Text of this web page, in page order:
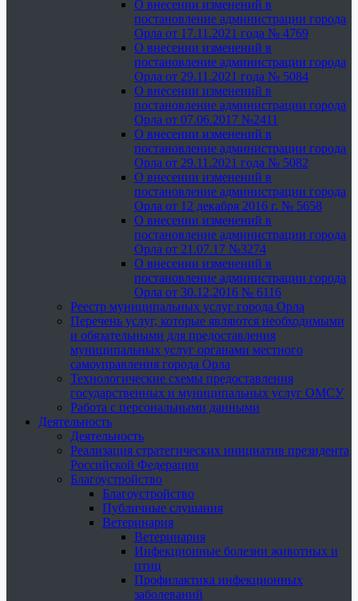
О внесении изменений в
постановление администрации города
Орла от 17.11.2021 года № 4769
О внесении изменений в
постановление администрации города
Орла от 29.11.2021 года № 5084
О внесении изменений в
постановление администрации города
Орла от 07.06.2017 №2411
О внесении изменений в
постановление администрации города
Орла от 29.11.2021 года № 5082
О внесении изменений в
постановление администрации города
Орла от 12 декабря 2016 г. № 5658
О внесении изменений в
постановление администрации города
Орла от 21.07.17 №3274
О внесении изменений в
постановление администрации города
Орла от 30.12.2016 № 6116
Реестр муниципальных услуг города Орла
Перечень услуг, которые являются необходимыми
и обязательными для предоставления
муниципальных услуг органами местного
самоуправления города Орла
Технологические схемы предоставления
государственных и муниципальных услуг ОМСУ
Работа с персональными данными
Деятельность
Деятельность
Реализация стратегических инициатив президента
Российской Федерации
Благоустройство
Благоустройство
Публичные слушания
Ветеринария
Ветеринария
Инфекционные болезни животных и
птиц
Профилактика инфекционных
заболеваний